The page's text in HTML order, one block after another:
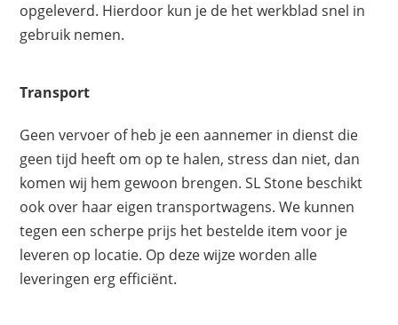
opgeleverd. Hierdoor kun je de het werkblad snel in
gebruik nemen.
Transport
Geen vervoer of heb je een aannemer in dienst die
geen tijd heeft om op te halen, stress dan niet, dan
komen wij hem gewoon brengen. SL Stone beschikt
ook over haar eigen transportwagens. We kunnen
tegen een scherpe prijs het bestelde item voor je
leveren op locatie. Op deze wijze worden alle
leveringen erg efficiënt.